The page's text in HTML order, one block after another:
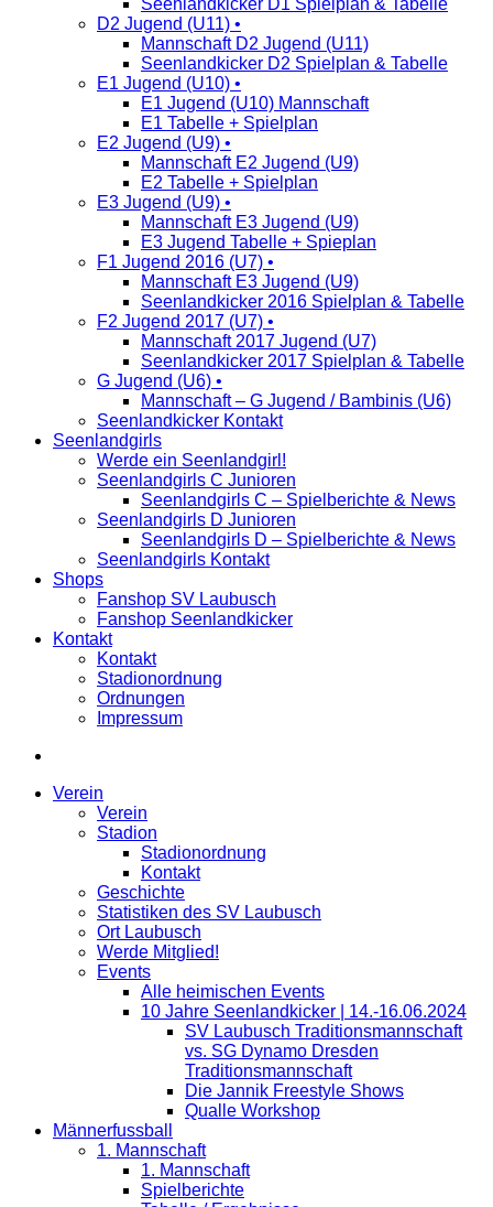
Seenlandkicker D1 Spielplan & Tabelle
D2 Jugend (U11) •
Mannschaft D2 Jugend (U11)
Seenlandkicker D2 Spielplan & Tabelle
E1 Jugend (U10) •
E1 Jugend (U10) Mannschaft
E1 Tabelle + Spielplan
E2 Jugend (U9) •
Mannschaft E2 Jugend (U9)
E2 Tabelle + Spielplan
E3 Jugend (U9) •
Mannschaft E3 Jugend (U9)
E3 Jugend Tabelle + Spieplan
F1 Jugend 2016 (U7) •
Mannschaft E3 Jugend (U9)
Seenlandkicker 2016 Spielplan & Tabelle
F2 Jugend 2017 (U7) •
Mannschaft 2017 Jugend (U7)
Seenlandkicker 2017 Spielplan & Tabelle
G Jugend (U6) •
Mannschaft – G Jugend / Bambinis (U6)
Seenlandkicker Kontakt
Seenlandgirls
Werde ein Seenlandgirl!
Seenlandgirls C Junioren
Seenlandgirls C – Spielberichte & News
Seenlandgirls D Junioren
Seenlandgirls D – Spielberichte & News
Seenlandgirls Kontakt
Shops
Fanshop SV Laubusch
Fanshop Seenlandkicker
Kontakt
Kontakt
Stadionordnung
Ordnungen
Impressum
Verein
Verein
Stadion
Stadionordnung
Kontakt
Geschichte
Statistiken des SV Laubusch
Ort Laubusch
Werde Mitglied!
Events
Alle heimischen Events
10 Jahre Seenlandkicker | 14.-16.06.2024
SV Laubusch Traditionsmannschaft
vs. SG Dynamo Dresden
Traditionsmannschaft
Die Jannik Freestyle Shows
Qualle Workshop
Männerfussball
1. Mannschaft
1. Mannschaft
Spielberichte